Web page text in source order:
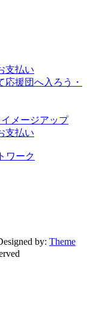
支払い
応援団へ入ろう・
メージアップ
支払い
ワーク
by: Theme